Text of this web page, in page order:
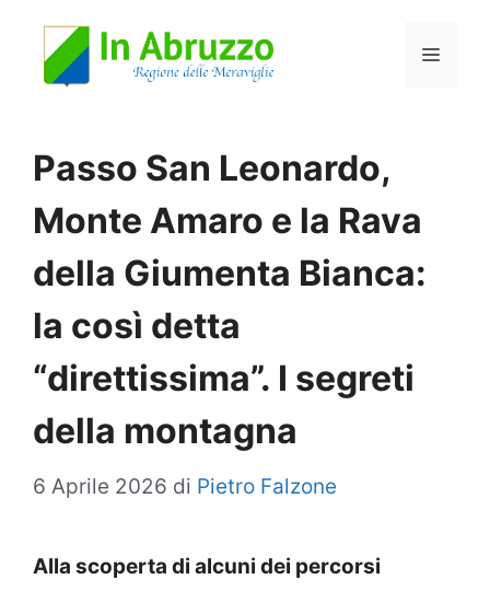
Menu
Passo San Leonardo,
Monte Amaro e la Rava
della Giumenta Bianca:
la così detta
“direttissima”. I segreti
della montagna
6 Aprile 2026 di Pietro Falzone
Alla scoperta di alcuni dei percorsi